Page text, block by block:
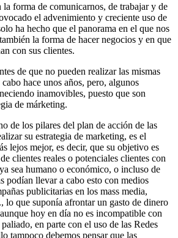
forma de comunicarnos, de trabajar y de
el advenimiento y creciente uso de
ha hecho que el panorama en el que nos
la forma de hacer negocios y en que
con sus clientes.
de que no pueden realizar las mismas
hace unos años, pero, algunos
inamovibles, puesto que son
de márketing.
de los pilares del plan de acción de las
su estrategia de marketing, es el
lejos mejor, es decir, que su objetivo es
clientes reales o potenciales clientes con
sea humano o económico, o incluso de
podían llevar a cabo esto con medios
publicitarias en los mass media,
lo que suponía afrontar un gasto de dinero
hoy en día no es incompatible con
en parte con el uso de las Redes
tampoco debemos pensar que las